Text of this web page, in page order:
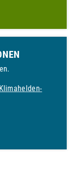
Klimahelden-